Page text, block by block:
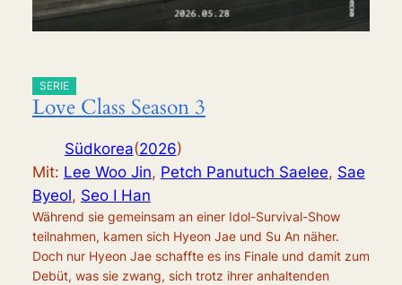
SERIE
Love Class Season 3
Südkorea(2026)
Mit: Lee Woo Jin, Petch Panutuch Saelee, Sae
Byeol, Seo I Han
Während sie gemeinsam an einer Idol-Survival-Show
teilnahmen, kamen sich Hyeon Jae und Su An näher.
Doch nur Hyeon Jae schaffte es ins Finale und damit zum
Debüt, was sie zwang, sich trotz ihrer anhaltenden